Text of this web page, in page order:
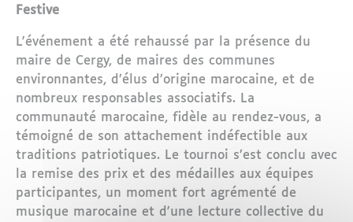
Festive
L'événement a été rehaussé par la présence du
maire de Cergy, de maires des communes
environnantes, d’élus d’origine marocaine, et de
nombreux responsables associatifs. La
communauté marocaine, fidèle au rendez-vous, a
témoigné de son attachement indéfectible aux
traditions patriotiques. Le tournoi s’est conclu avec
la remise des prix et des médailles aux équipes
participantes, un moment fort agrémenté de
musique marocaine et d'une lecture collective du